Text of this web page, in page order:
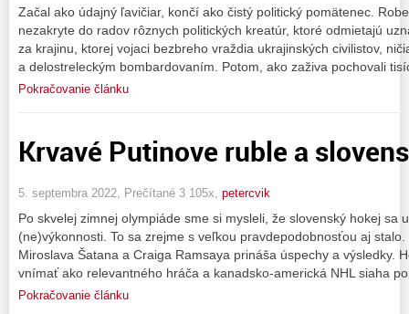
Začal ako údajný ľavičiar, končí ako čistý politický pomätenec.
nezakryte do radov rôznych politických kreatúr, ktoré odmietajú
za krajinu, ktorej vojaci bezbreho vraždia ukrajinských civilistov,
a delostreleckým bombardovaním. Potom, ako zaživa pochovali
Pokračovanie článku
Krvavé Putinove ruble a
5. septembra 2022, Prečítané 3 105x, petercvik
Po skvelej zimnej olympiáde sme si mysleli, že slovenský hokej sa
(ne)výkonnosti. To sa zrejme s veľkou pravdepodobnosťou aj
Miroslava Šatana a Craiga Ramsaya prináša úspechy a výsledky.
vnímať ako relevantného hráča a kanadsko-americká NHL siaha
Pokračovanie článku